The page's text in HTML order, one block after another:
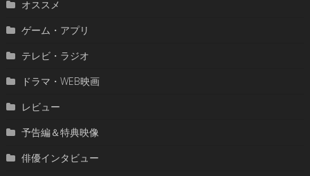
オススメ
ゲーム・アプリ
テレビ・ラジオ
ドラマ・WEB映画
レビュー
予告編＆特典映像
俳優インタビュー